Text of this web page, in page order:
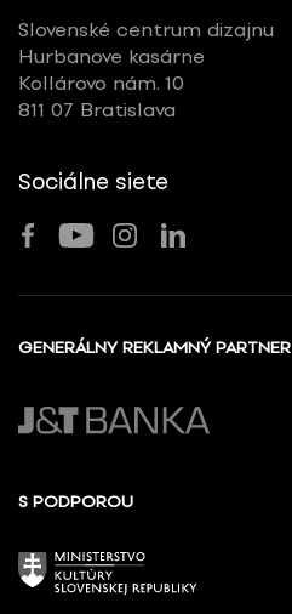
Slovenské centrum dizajnu
Hurbanove kasárne
Kollárovo nám. 10
811 07 Bratislava
Sociálne siete
GENERÁLNY REKLAMNÝ PARTNER
S PODPOROU